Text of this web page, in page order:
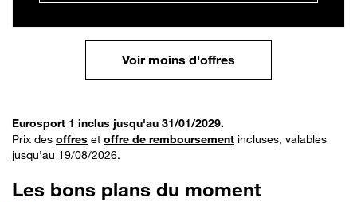
Voir moins d'offres
Eurosport 1 inclus jusqu'au 31/01/2029.
Prix des offres et offre de remboursement incluses, valables
jusqu’au 19/08/2026.
Les bons plans du moment